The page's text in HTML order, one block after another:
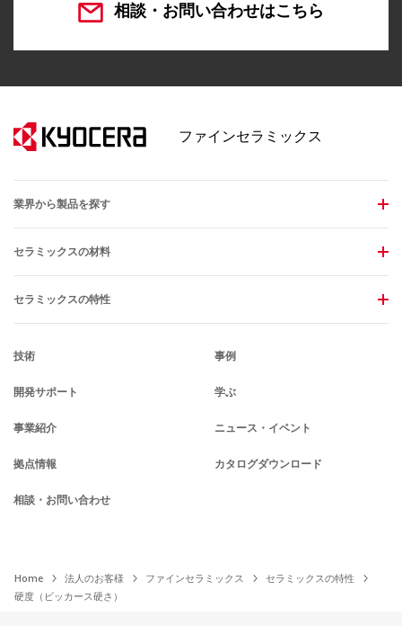
相談・お問い合わせはこちら
ファインセラミックス
業界から製品を探す
セラミックスの材料
セラミックスの特性
技術 事例
開発サポート 学ぶ
事業紹介 ニュース・イベント
拠点情報 カタログダウンロード
相談・お問い合わせ
Home 法人のお客様 ファインセラミックス
セラミックスの特性
硬度（ビッカース硬さ）